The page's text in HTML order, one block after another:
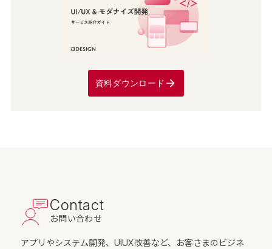
資料ダウンロード
Contact
お問い合わせ
アプリやシステム開発、UIUX改善など、お客さまのビジネ